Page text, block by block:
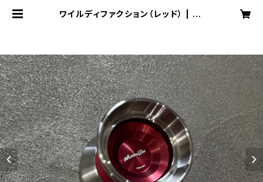
ワイルディファクション（レッド） | yo